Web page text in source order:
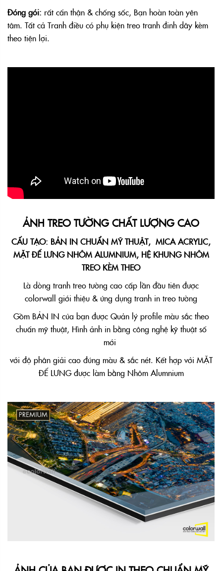
Đóng gói: rất cẩn thận & chống sốc, Bạn hoàn toàn yên
tâm. Tất cả Tranh điều có phụ kiện treo tranh đinh dây kèm
theo tiện lợi.
ẢNH TREO TƯỜNG CHẤT LƯỢNG CAO
CẤU TẠO: BẢN IN CHUẨN MỸ THUẬT, MICA ACRYLIC,
MẶT ĐẾ LƯNG NHÔM ALUMNIUM, HỆ KHUNG NHÔM
TREO KÈM THEO
Là dòng tranh treo tường cao cấp lần đầu tiên được
colorwall giới thiệu & ứng dụng tranh in treo tường
Gồm BẢN IN của bạn được Quản lý profile màu sắc theo
chuẩn mỹ thuật, Hình ảnh in bằng công nghệ kỹ thuật số
mới
với độ phân giải cao đúng màu & sắc nét. Kết hợp với MẶT
ĐẾ LƯNG được làm bằng Nhôm Alumnium